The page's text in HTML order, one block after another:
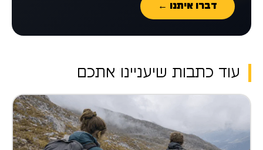
דברו איתנו ←
עוד כתבות שיעניינו אתכם